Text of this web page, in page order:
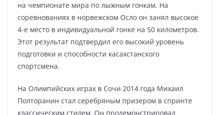
на чемпионате мира по лыжным гонкам. На
соревнованиях в норвежском Осло он занял высокое
4-е место в индивидуальной гонке на 50 километров.
Этот результат подтвердил его высокий уровень
подготовки и способности касахстанского
спортсмена.
На Олимпийских играх в Сочи 2014 года Михаил
Полторанин стал серебряным призером в спринте
классическим стилем. Он продемонстрировал